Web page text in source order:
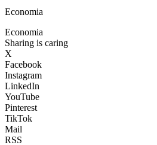
Economia
Economia
Sharing is caring
X
Facebook
Instagram
LinkedIn
YouTube
Pinterest
TikTok
Mail
RSS